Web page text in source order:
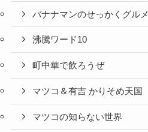
バナナマンのせっかくグルメ
沸騰ワード10
町中華で飲ろうぜ
マツコ＆有吉 かりそめ天国
マツコの知らない世界